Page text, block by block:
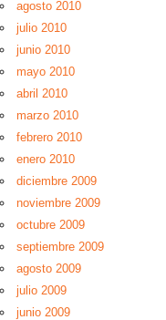
agosto 2010
julio 2010
junio 2010
mayo 2010
abril 2010
marzo 2010
febrero 2010
enero 2010
diciembre 2009
noviembre 2009
octubre 2009
septiembre 2009
agosto 2009
julio 2009
junio 2009